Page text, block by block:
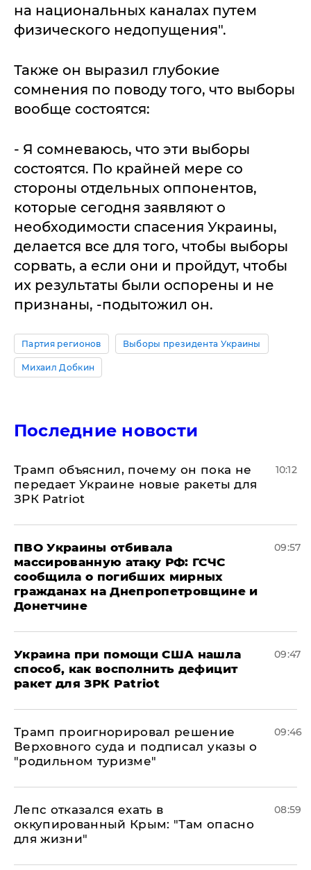
на национальных каналах путем
физического недопущения".
Также он выразил глубокие
сомнения по поводу того, что выборы
вообще состоятся:
- Я сомневаюсь, что эти выборы
состоятся. По крайней мере со
стороны отдельных оппонентов,
которые сегодня заявляют о
необходимости спасения Украины,
делается все для того, чтобы выборы
сорвать, а если они и пройдут, чтобы
их результаты были оспорены и не
признаны, -подытожил он.
Партия регионов Выборы президента Украины
Михаил Добкин
Последние новости
Трамп объяснил, почему он пока не
передает Украине новые ракеты для
ЗРК Patriot
10:12
ПВО Украины отбивала
массированную атаку РФ: ГСЧС
сообщила о погибших мирных
гражданах на Днепропетровщине и
Донетчине
09:57
Украина при помощи США нашла
способ, как восполнить дефицит
ракет для ЗРК Patriot
09:47
Трамп проигнорировал решение
Верховного суда и подписал указы о
"родильном туризме"
09:46
Лепс отказался ехать в
оккупированный Крым: "Там опасно
для жизни"
08:59